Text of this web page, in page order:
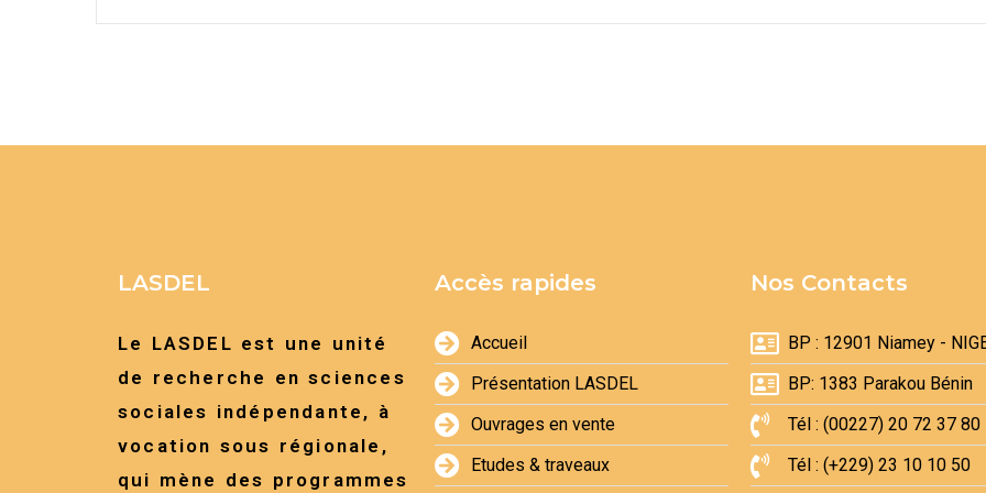
LASDEL
Le LASDEL est une unité
de recherche en sciences
sociales indépendante, à
vocation sous régionale,
qui mène des programmes
Accès rapides
Accueil
Présentation LASDEL
Ouvrages en vente
Etudes & traveaux
Nos Contacts
BP : 12901 Niamey -
BP: 1383 Parakou Bénin
Tél : (00227) 20 72 37 80
Tél : (+229) 23 10 10 50